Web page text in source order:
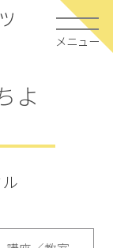
メニュー
よ